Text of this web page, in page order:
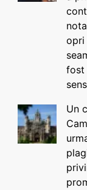
opri
fost
Un